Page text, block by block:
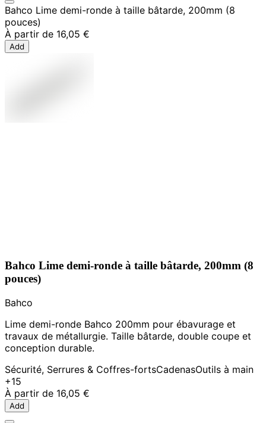
Bahco Lime demi-ronde à taille bâtarde, 200mm (8
pouces)
À partir de 16,05 €
Add
Bahco Lime demi-ronde à taille bâtarde, 200mm (8
pouces)
Bahco
Lime demi-ronde Bahco 200mm pour ébavurage et
travaux de métallurgie. Taille bâtarde, double coupe et
conception durable.
Sécurité, Serrures & Coffres-fortsCadenasOutils à main
+15
À partir de 16,05 €
Add